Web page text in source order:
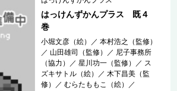
はっけんずかんプラス 既４
巻
小堀文彦（絵） ／本村浩之（監修）
／ 山田雄司（監修） ／ 尼子事務所
（協力）
／星川功一（監修） ／ ス
ズキサトル（絵）
／木下昌美（監
修）
／むらたももこ（絵）
／